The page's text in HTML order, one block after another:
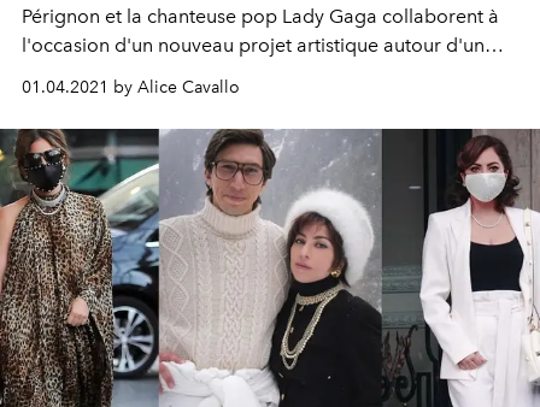
Pérignon et la chanteuse pop Lady Gaga collaborent à
l'occasion d'un nouveau projet artistique autour d'un
01.04.2021 by Alice Cavallo